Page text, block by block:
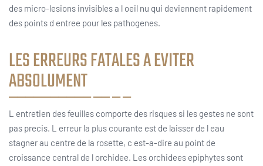
des micro-lesions invisibles a l oeil nu qui deviennent rapidement
des points d entree pour les pathogenes.
LES ERREURS FATALES A EVITER
ABSOLUMENT
L entretien des feuilles comporte des risques si les gestes ne sont
pas precis. L erreur la plus courante est de laisser de l eau
stagner au centre de la rosette, c est-a-dire au point de
croissance central de l orchidee. Les orchidees epiphytes sont